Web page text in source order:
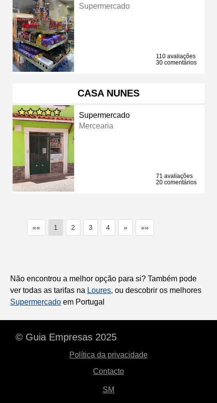
Supermercado
110 avaliações
30 comentários
CASA NUNES
Supermercado
Mercearia
71 avaliações
20 comentários
«« 1 2 3 4 » »»
Não encontrou a melhor opção para si? Também pode
ver todas as tarifas na Loures, ou descobrir os melhores
Supermercado em Portugal
© Guia Empresas 2025
Política da privacidade
Contacto
SM